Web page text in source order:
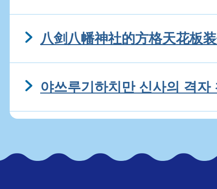
八剑八幡神社的方格天花板
야쓰루기하치만 신사의 격자